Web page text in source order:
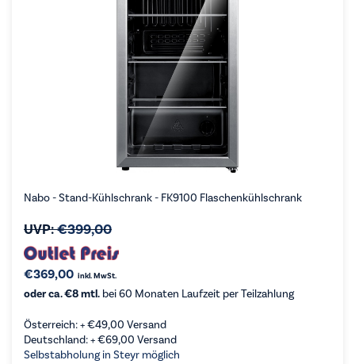
Nabo - Stand-Kühlschrank - FK9100 Flaschenkühlschrank
UVP:€399,00
€369,00 inkl. MwSt.
oder ca. €8 mtl. bei 60 Monaten Laufzeit per Teilzahlung
Österreich: +€49,00 Versand
Deutschland: +€69,00 Versand
Selbstabholung in Steyr möglich